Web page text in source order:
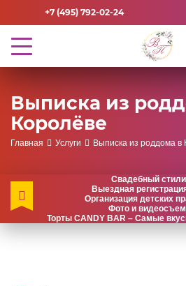
+7 (495) 792-02-24
Выписка из
Королёве
Главная Услуги Выписка из роддома в
Свадебный
Выездная
Организация детских
Фото и
Торты CANDY BAR – Самые